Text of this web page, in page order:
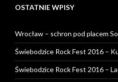
OSTATNIE WPISY
Wrocław – schron pod placem
Świebodzice Rock Fest 2016 –
Świebodzice Rock Fest 2016 –